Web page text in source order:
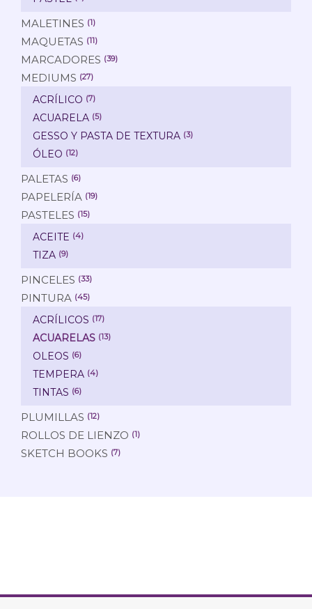
MALETINES (1)
MAQUETAS (11)
MARCADORES (39)
MEDIUMS (27)
ACRÍLICO (7)
ACUARELA (5)
GESSO Y PASTA DE TEXTURA (3)
ÓLEO (12)
PALETAS (6)
PAPELERÍA (19)
PASTELES (15)
ACEITE (4)
TIZA (9)
PINCELES (33)
PINTURA (45)
ACRÍLICOS (17)
ACUARELAS (13)
OLEOS (6)
TEMPERA (4)
TINTAS (6)
PLUMILLAS (12)
ROLLOS DE LIENZO (1)
SKETCH BOOKS (7)